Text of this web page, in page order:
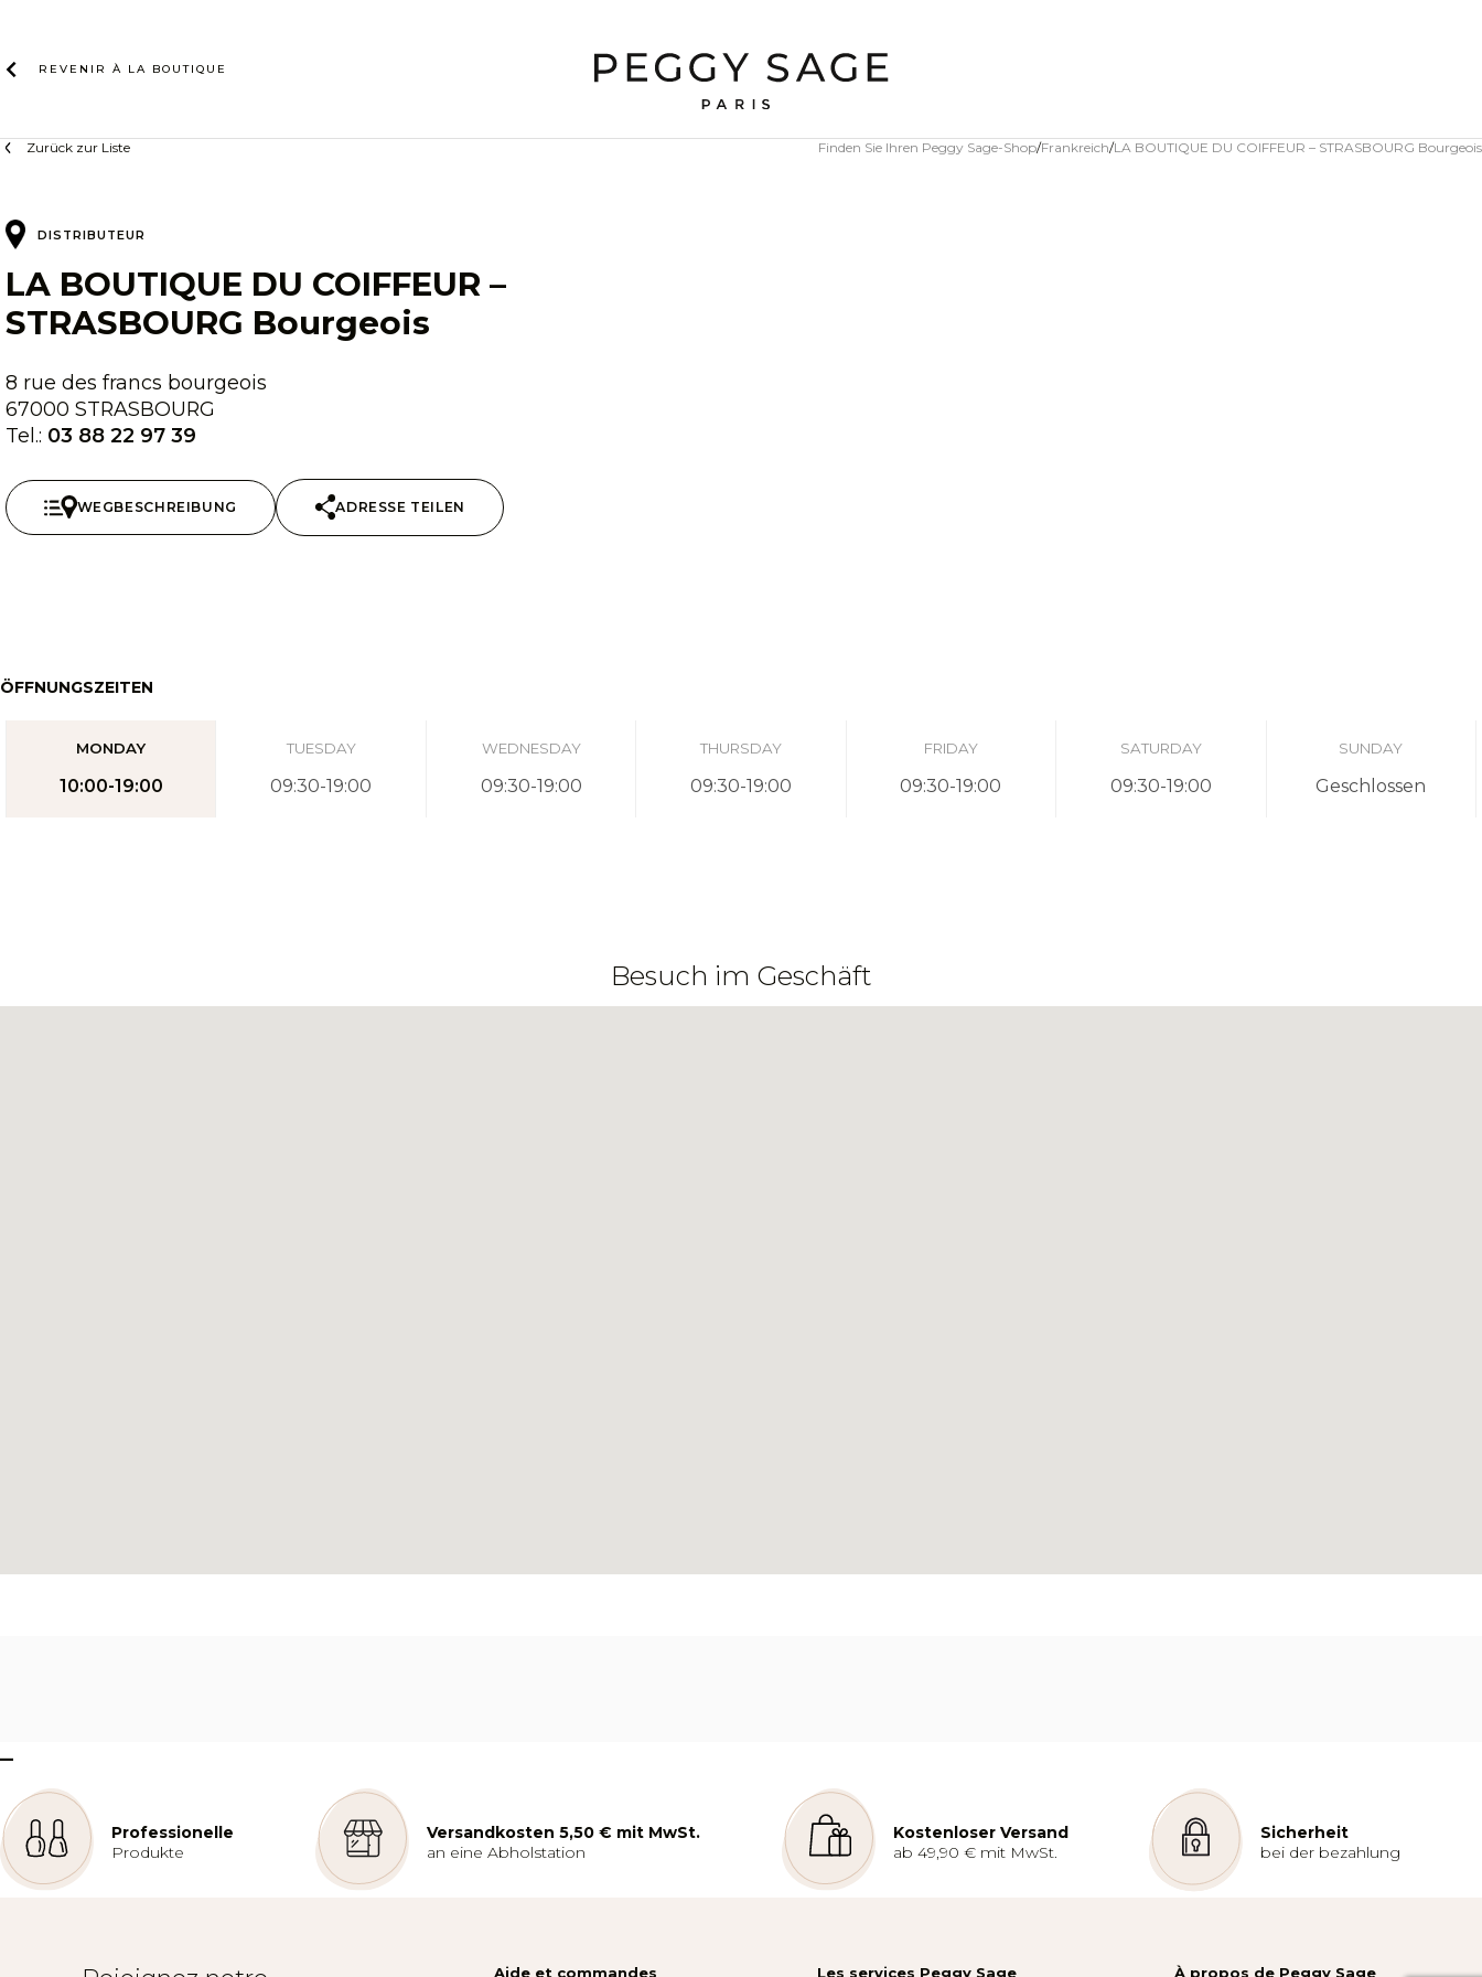
REVENIR À LA BOUTIQUE
Zurück zur Liste Finden Sie Ihren Peggy Sage-Shop Frankreich LA BOUTIQUE DU COIFFEUR – STRASBOURG Bourgeois
DISTRIBUTEUR
LA BOUTIQUE DU COIFFEUR –
STRASBOURG Bourgeois
8 rue des francs bourgeois
67000 STRASBOURG
Tel.: 03 88 22 97 39
WEGBESCHREIBUNG ADRESSE TEILEN
ÖFFNUNGSZEITEN
MONDAY
10:00-19:00
TUESDAY
09:30-19:00
WEDNESDAY
09:30-19:00
THURSDAY
09:30-19:00
FRIDAY
09:30-19:00
SATURDAY
09:30-19:00
SUNDAY
Geschlossen
Besuch im Geschäft
–
Professionelle
Produkte
Versandkosten 5,50 € mit MwSt.
an eine Abholstation
Kostenloser Versand
ab 49,90 € mit MwSt.
Sicherheit
bei der bezahlung
Aide et commandes Les services Peggy Sage À propos de Peggy Sage